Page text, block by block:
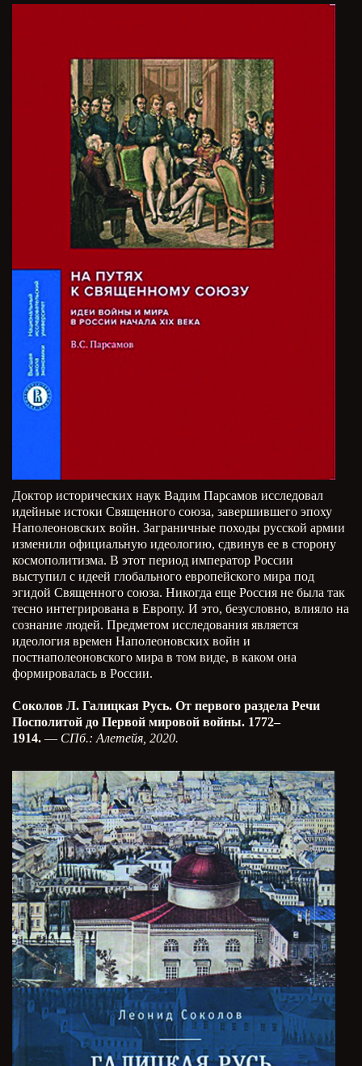
Доктор исторических наук Вадим Парсамов исследовал
идейные истоки Священного союза, завершившего эпоху
Наполеоновских войн. Заграничные походы русской армии
изменили официальную идеологию, сдвинув ее в сторону
космополитизма. В этот период император России
выступил с идеей глобального европейского мира под
эгидой Священного союза. Никогда еще Россия не была так
тесно интегрирована в Европу. И это, безусловно, влияло на
сознание людей. Предметом исследования является
идеология времен Наполеоновских войн и
постнаполеоновского мира в том виде, в каком она
формировалась в России.
Соколов Л. Галицкая Русь. От первого раздела Речи
Посполитой до Первой мировой войны. 1772–
1914. — СПб.: Алетейя, 2020.